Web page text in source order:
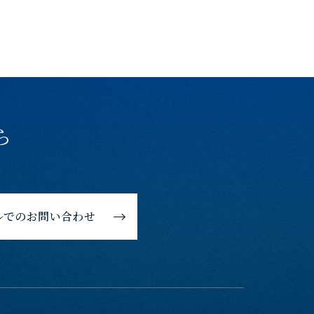
のお問い合わせ